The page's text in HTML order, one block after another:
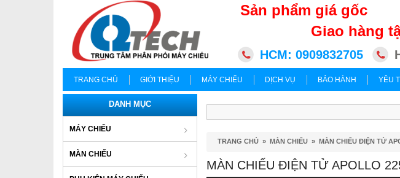
Sản phẩm giá gốc
Giao hàng
HCM: 0909832705
TRANG CHỦ GIỚI THIỆU MÁY CHIẾU DỊCH VỤ BẢO HÀNH YÊU
DANH MỤC
MÁY CHIẾU
MÀN CHIẾU
TRANG CHỦ » MÀN CHIẾU » MÀN CHIẾU ĐIỆN TỬ
MÀN CHIẾU ĐIỆN TỬ APOLLO